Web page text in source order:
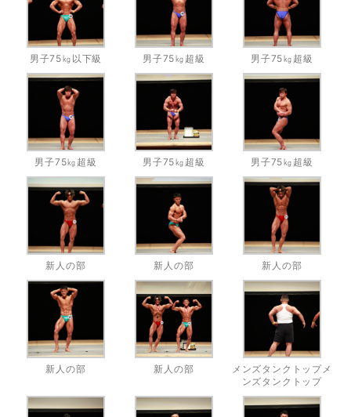
男子75㎏以下級 男子75㎏超級 男子75㎏超級
男子75㎏超級 男子75㎏超級 男子75㎏超級
新人の部 新人の部 新人の部
新人の部 新人の部
メンズタンクトップメ
ンズタンクトップ